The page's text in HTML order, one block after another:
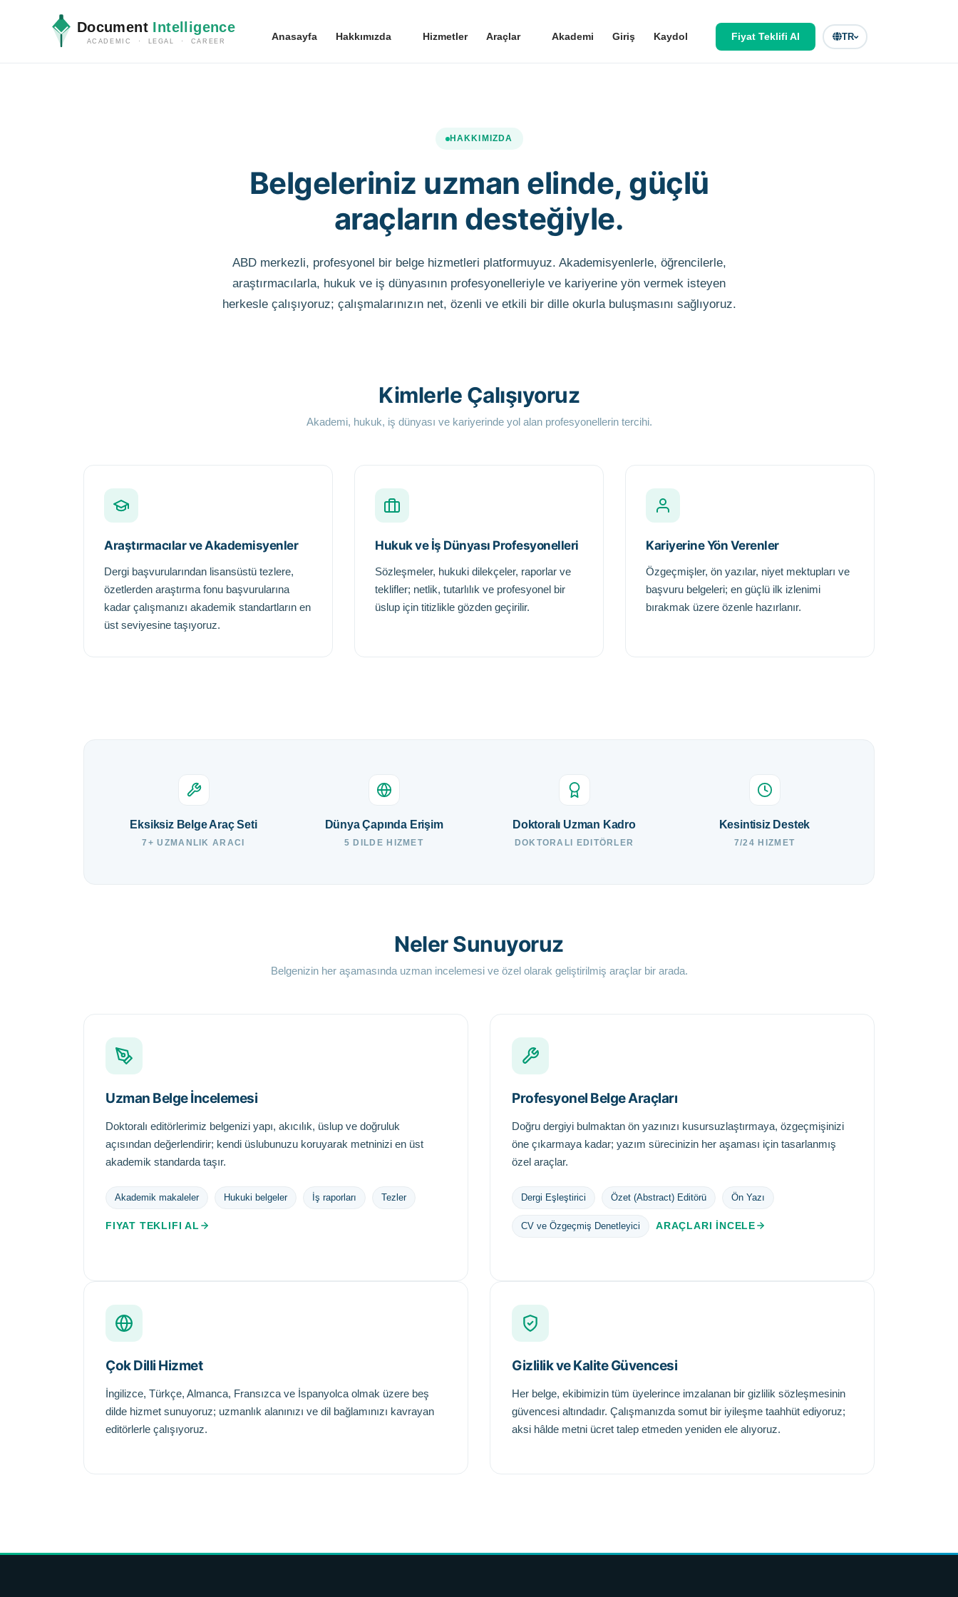
Document Intelligence
ACADEMIC · LEGAL · CAREER Anasayfa Hakkımızda Hizmetler Araçlar Akademi Giriş Kaydol Fiyat Teklifi Al TR
HAKKIMIZDA
Belgeleriniz uzman elinde, güçlü
araçların desteğiyle.
ABD merkezli, profesyonel bir belge hizmetleri platformuyuz. Akademisyenlerle, öğrencilerle,
araştırmacılarla, hukuk ve iş dünyasının profesyonelleriyle ve kariyerine yön vermek isteyen
herkesle çalışıyoruz; çalışmalarınızın net, özenli ve etkili bir dille okurla buluşmasını sağlıyoruz.
Kimlerle Çalışıyoruz
Akademi, hukuk, iş dünyası ve kariyerinde yol alan profesyonellerin tercihi.
Araştırmacılar ve Akademisyenler
Dergi başvurularından lisansüstü tezlere,
özetlerden araştırma fonu başvurularına
kadar çalışmanızı akademik standartların en
üst seviyesine taşıyoruz.
Hukuk ve İş Dünyası Profesyonelleri
Sözleşmeler, hukuki dilekçeler, raporlar ve
teklifler; netlik, tutarlılık ve profesyonel bir
üslup için titizlikle gözden geçirilir.
Kariyerine Yön Verenler
Özgeçmişler, ön yazılar, niyet mektupları ve
başvuru belgeleri; en güçlü ilk izlenimi
bırakmak üzere özenle hazırlanır.
Eksiksiz Belge Araç Seti
7+ UZMANLIK ARACI
Dünya Çapında Erişim
5 DILDE HIZMET
Doktoralı Uzman Kadro
DOKTORALI EDITÖRLER
Kesintisiz Destek
7/24 HIZMET
Neler Sunuyoruz
Belgenizin her aşamasında uzman incelemesi ve özel olarak geliştirilmiş araçlar bir arada.
Uzman Belge İncelemesi
Doktoralı editörlerimiz belgenizi yapı, akıcılık, üslup ve doğruluk
açısından değerlendirir; kendi üslubunuzu koruyarak metninizi en üst
akademik standarda taşır.
Akademik makaleler Hukuki belgeler İş raporları Tezler
FIYAT TEKLIFI AL
Profesyonel Belge Araçları
Doğru dergiyi bulmaktan ön yazınızı kusursuzlaştırmaya, özgeçmişinizi
öne çıkarmaya kadar; yazım sürecinizin her aşaması için tasarlanmış
özel araçlar.
Dergi Eşleştirici Özet (Abstract) Editörü Ön Yazı
CV ve Özgeçmiş Denetleyici ARAÇLARI İNCELE
Çok Dilli Hizmet
İngilizce, Türkçe, Almanca, Fransızca ve İspanyolca olmak üzere beş
dilde hizmet sunuyoruz; uzmanlık alanınızı ve dil bağlamınızı kavrayan
editörlerle çalışıyoruz.
Gizlilik ve Kalite Güvencesi
Her belge, ekibimizin tüm üyelerince imzalanan bir gizlilik sözleşmesinin
güvencesi altındadır. Çalışmanızda somut bir iyileşme taahhüt ediyoruz;
aksi hâlde metni ücret talep etmeden yeniden ele alıyoruz.